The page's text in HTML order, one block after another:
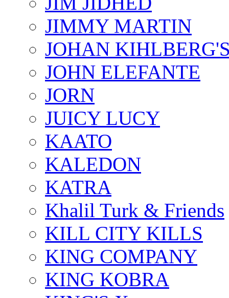
JIMMY MARTIN
JOHAN
JOHN ELEFANTE
JORN
JUICY LUCY
KAATO
KALEDON
KATRA
Khalil Turk & Friends
KILL CITY KILLS
KING COMPANY
KING KOBRA